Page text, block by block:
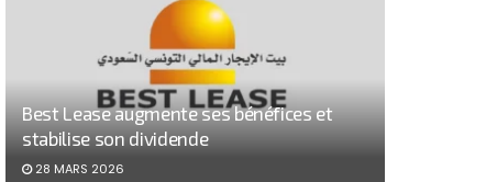
Best Lease augmente ses bénéfices et
stabilise son dividende
28 MARS 2026